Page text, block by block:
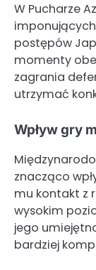
W Pucharze
postępów
momenty
zagrania
utrzymać
Wpływ gry
znacząco
mu kontakt z
wysokim
jego
bardziej